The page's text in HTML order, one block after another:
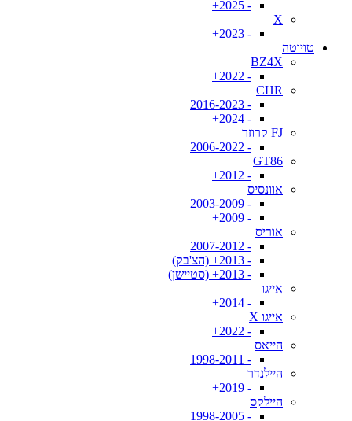
- 2025+
X
- 2023+
טויוטה
BZ4X
- 2022+
CHR
- 2016-2023
- 2024+
FJ קרוזר
- 2006-2022
GT86
- 2012+
אוונסיס
- 2003-2009
- 2009+
אוריס
- 2007-2012
- 2013+ (הצ'בק)
- 2013+ (סטיישן)
אייגו
- 2014+
אייגו X
- 2022+
הייאס
- 1998-2011
היילנדר
- 2019+
היילקס
- 1998-2005